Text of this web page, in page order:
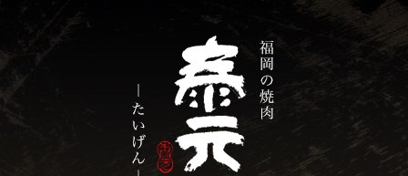
福岡市、畜産農家直送の厳選黒
毛和牛を愉しめる焼肉店
畜産農家直送の厳選肉が自慢の福岡市
の焼肉『泰元』